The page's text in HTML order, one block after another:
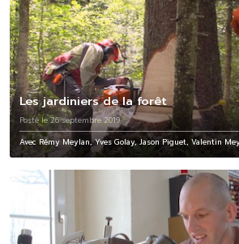
Les jardiniers de la forêt
Posté le 26 septembre 2019
Avec Rémy Meylan, Yves Golay, Jason Piguet, Valentin